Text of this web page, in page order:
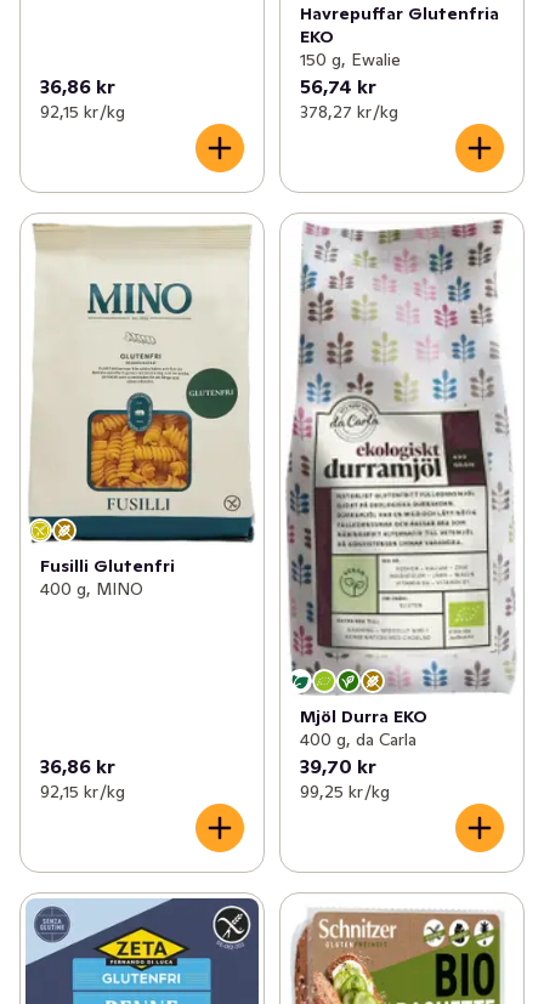
36,86 kr
92,15 kr /kg
Havrepuffar Glutenfria
EKO
150 g, Ewalie
56,74 kr
378,27 kr /kg
Fusilli Glutenfri
400 g, MINO
36,86 kr
92,15 kr /kg
Mjöl Durra EKO
400 g, da Carla
39,70 kr
99,25 kr /kg